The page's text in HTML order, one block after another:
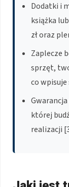
Dodatki i
książka
zł oraz
Zaplecze
sprzęt,
co
której
realizacji